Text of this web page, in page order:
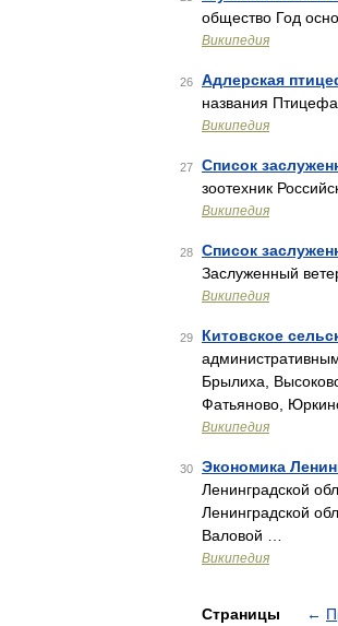
общество Год
Википедия
26 Адлерская
названия
Википедия
27 Список
зоотехник
Википедия
28 Список
Заслуженный
Википедия
29 Китовское
Брылиха,
Фатьяново,
Википедия
30 Экономика
Ленинградской
Ленинградской
Валовой …
Википедия
Страницы ←